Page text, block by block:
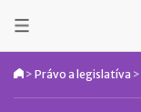
> Právo a legislatíva >